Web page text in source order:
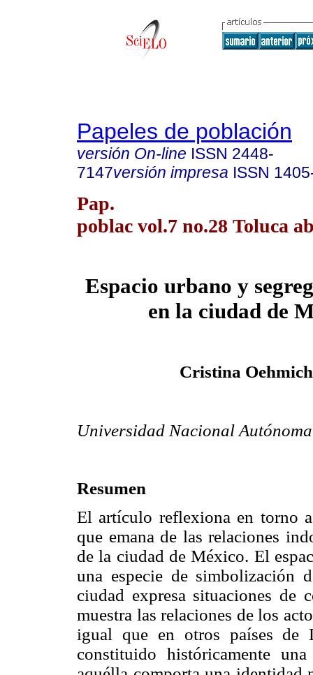
Papeles de población
versión On-line ISSN 2448-
7147versión impresa ISSN
Pap.
poblac vol.7 no.28 Toluca
Espacio urbano y
en la ciudad de
Cristina
Universidad Nacional
Resumen
El artículo reflexiona en torno
que emana de las relaciones
de la ciudad de México. El
una especie de simbolización
ciudad expresa situaciones de
muestra las relaciones de los
igual que en otros países de
constituido históricamente